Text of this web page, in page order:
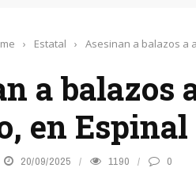
› Estatal › Asesinan a balazos a
a balazos
en Espinal
20/09/2025 1190 0